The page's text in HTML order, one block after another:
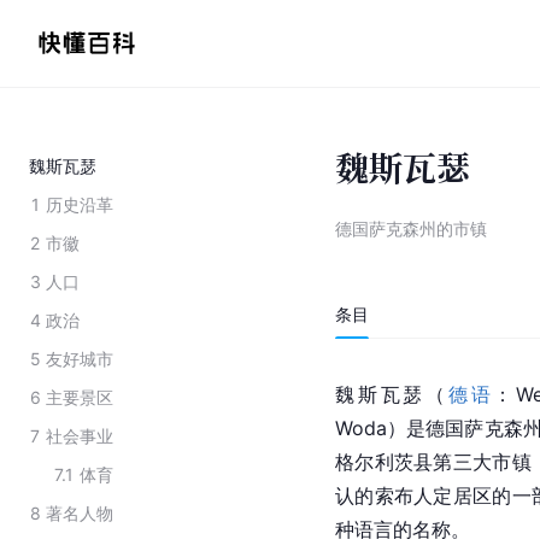
魏斯瓦瑟
1 历史沿革
2 市徽
3 人口
4 政治
5 友好城市
6 主要景区
7 社会事业
7.1 体育
8 著名人物
魏斯瓦瑟
德国萨克森州的市镇
条目
魏斯瓦瑟（ 德语 ：
Woda）是德国萨克森
格尔利茨县第三大市镇
认的索布人定居区的一
种语言的名称。